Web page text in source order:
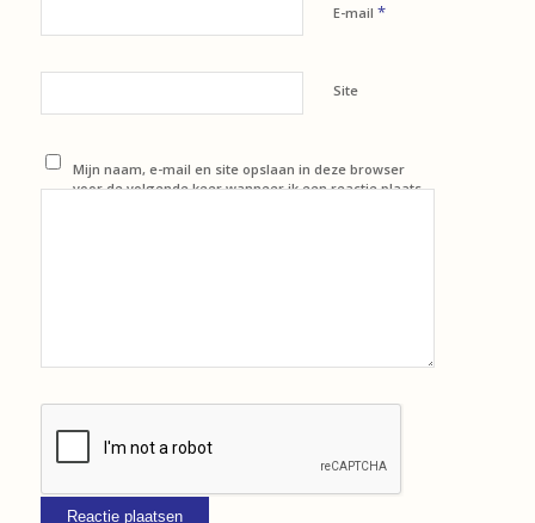
E-mail *
Site
Mijn naam, e-mail en site opslaan in deze browser
voor de volgende keer wanneer ik een reactie plaats.